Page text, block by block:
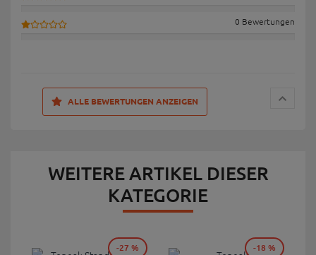
0 Bewertungen
ALLE BEWERTUNGEN ANZEIGEN
WEITERE ARTIKEL DIESER
KATEGORIE
-27 % -18 %